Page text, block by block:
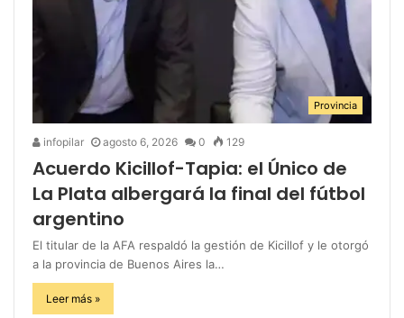
Provincia
infopilar agosto 6, 2026 0 129
Acuerdo Kicillof-Tapia: el Único de
La Plata albergará la final del fútbol
argentino
El titular de la AFA respaldó la gestión de Kicillof y le otorgó
a la provincia de Buenos Aires la…
Leer más »